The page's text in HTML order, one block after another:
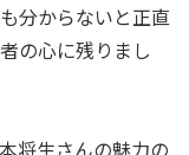
分からないと正直
の心に残りまし